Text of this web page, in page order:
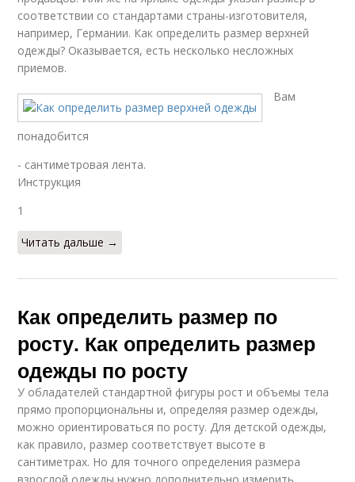
соответствии со стандартами страны-изготовителя,
например, Германии. Как определить размер верхней
одежды? Оказывается, есть несколько несложных
приемов.
Вам
понадобится
- сантиметровая лента.
Инструкция
1
Читать дальше →
Как определить размер по
росту. Как определить размер
одежды по росту
У обладателей стандартной фигуры рост и объемы тела
прямо пропорциональны и, определяя размер одежды,
можно ориентироваться по росту. Для детской одежды,
как правило, размер соответствует высоте в
сантиметрах. Но для точного определения размера